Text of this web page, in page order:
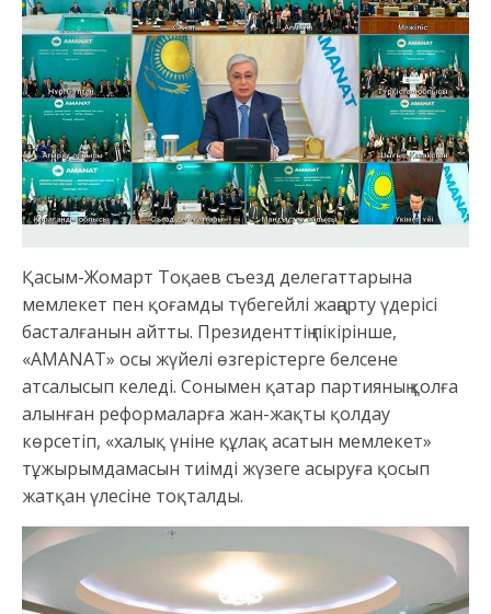
Қасым-Жомарт Тоқаев съезд делегаттарына
мемлекет пен қоғамды түбегейлі жаңарту үдерісі
басталғанын айтты. Президенттің пікірінше,
«АMАNАT» осы жүйелі өзгерістерге белсене
атсалысып келеді. Сонымен қатар партияның қолға
алынған реформаларға жан-жақты қолдау
көрсетіп, «халық үніне құлақ асатын мемлекет»
тұжырымдамасын тиімді жүзеге асыруға қосып
жатқан үлесіне тоқталды.